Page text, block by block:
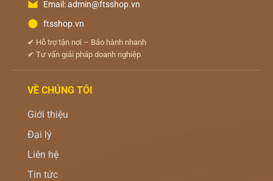
Email: admin@ftsshop.vn
ftsshop.vn
✔ Hỗ trợ tận nơi – Bảo hành nhanh
✔ Tư vấn giải pháp doanh nghiệp
VỀ CHÚNG TÔI
Giới thiệu
Đại lý
Liên hệ
Tin tức